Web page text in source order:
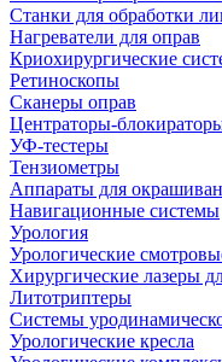
Станки для обработки
Нагреватели для оправ
Криохирургические
Ретиноскопы
Сканеры оправ
Центраторы-
УФ-тестеры
Тензиометры
Аппараты для
Навигационные системы
Урология
Урологические
Хирургические лазеры
Литотриптеры
Системы
Урологические кресла